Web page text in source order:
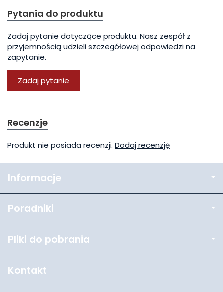
Pytania do produktu
Zadaj pytanie dotyczące produktu. Nasz zespół z
przyjemnością udzieli szczegółowej odpowiedzi na
zapytanie.
Zadaj pytanie
Recenzje
Produkt nie posiada recenzji. Dodaj recenzję
Informacje
Poradniki
Pliki do pobrania
Kontakt